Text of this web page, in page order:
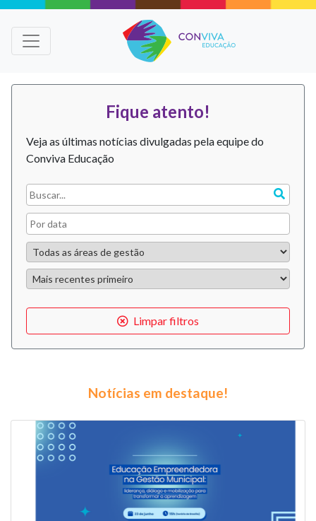
Fique atento!
Veja as últimas notícias divulgadas pela equipe do
Conviva Educação
Limpar filtros
Notícias em destaque!